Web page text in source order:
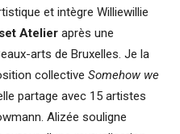
et intègre Williewillie
Atelier après une
arts de Bruxelles. Je la
collective Somehow we
partage avec 15 artistes
Alizée souligne